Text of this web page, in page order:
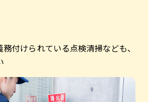
付けられている点検清掃なども、